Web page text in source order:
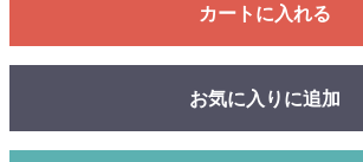
カートに入れる
お気に入りに追加